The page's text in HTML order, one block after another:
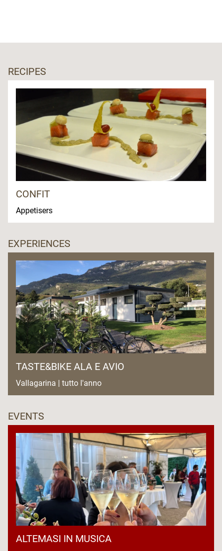
RECIPES
CONFIT
Appetisers
EXPERIENCES
TASTE&BIKE ALA E AVIO
Vallagarina | tutto l'anno
EVENTS
ALTEMASI IN MUSICA